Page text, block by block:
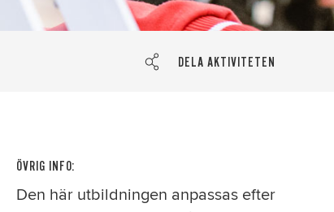
DELA AKTIVITETEN
ÖVRIG INFO:
Den här utbildningen anpassas efter